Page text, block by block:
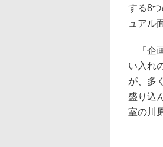
する8
ュアル
「企
い入れ
が、多
盛り込
室の川